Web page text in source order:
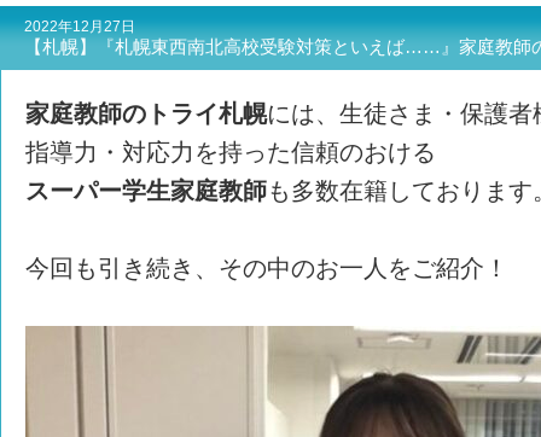
キャンペーン情報
2022年12月27日
【札幌】『札幌東西南北高校受験対策といえば……』家庭教師
家庭教師のトライ札幌には、生徒さま・保護
指導力・対応力を持った信頼のおける
スーパー学生家庭教師も多数在籍しております
今回も引き続き、その中のお一人をご紹介！